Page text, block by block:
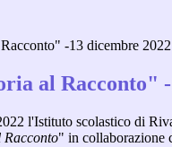
-13 dicembre 2022
al Racconto"
l'Istituto scolastico di
" in collaborazione